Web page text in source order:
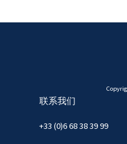
联系我们
+33 (0)6 68 38 39 99